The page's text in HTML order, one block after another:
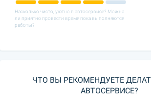
Насколько чисто, уютно в автосервисе? Можно
ли приятно провести время пока выполняются
работы?
ЧТО ВЫ РЕКОМЕНДУЕТЕ
АВТОСЕРВИСЕ?